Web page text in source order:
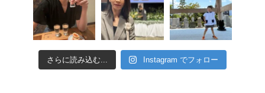
さらに読み込む... Instagram でフォロー